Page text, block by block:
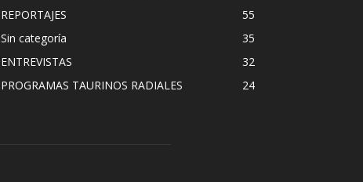
REPORTAJES
55
Sin categoría
35
ENTREVISTAS
32
PROGRAMAS TAURINOS RADIALES
24